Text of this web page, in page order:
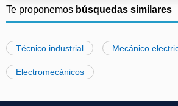
Te proponemos búsquedas similares
Técnico industrial Mecánico
Electromecánicos